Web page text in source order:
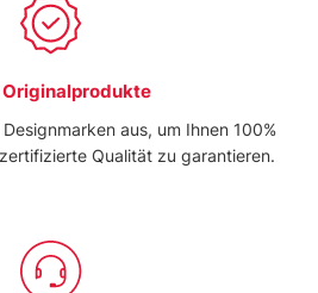
Originalprodukte
aus, um Ihnen 100%
Qualität zu garantieren.